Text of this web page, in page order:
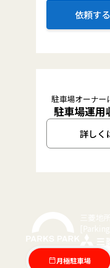
依頼す
駐車場オーナー
駐車場運用
詳しく
月極駐車場